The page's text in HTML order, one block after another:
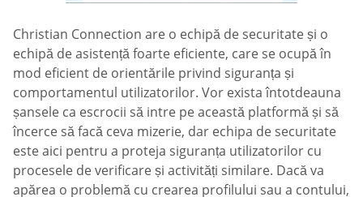
Christian Connection are o echipă de securitate și o
echipă de asistență foarte eficiente, care se ocupă în
mod eficient de orientările privind siguranța și
comportamentul utilizatorilor. Vor exista întotdeauna
șansele ca escrocii să intre pe această platformă și să
încerce să facă ceva mizerie, dar echipa de securitate
este aici pentru a proteja siguranța utilizatorilor cu
procesele de verificare și activități similare. Dacă va
apărea o problemă cu crearea profilului sau a contului,